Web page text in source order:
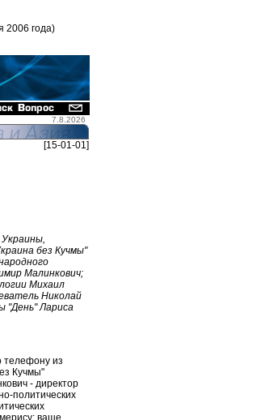
2006 года)
7.8.2026
[15-01-01]
без Кучмы"
Малинкович;
Михаил
Николай
"День" Лариса
телефону из
Кучмы"
- директор
политических
ваше